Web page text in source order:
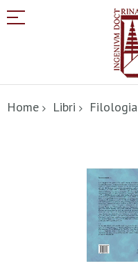
al
contenuto
Home Libri Filologia